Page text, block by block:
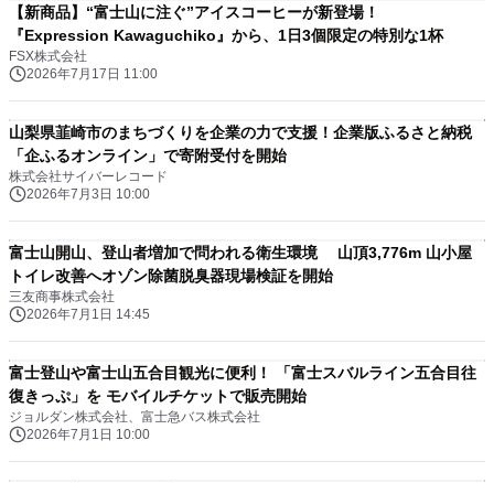
【新商品】“富士山に注ぐ”アイスコーヒーが新登場！
『Expression Kawaguchiko』から、1日3個限定の特別な1杯
FSX株式会社
2026年7月17日 11:00
山梨県韮崎市のまちづくりを企業の力で支援！企業版ふるさと納税
「企ふるオンライン」で寄附受付を開始
株式会社サイバーレコード
2026年7月3日 10:00
富士山開山、登山者増加で問われる衛生環境 山頂3,776m 山小屋
トイレ改善へオゾン除菌脱臭器現場検証を開始
三友商事株式会社
2026年7月1日 14:45
富士登山や富士山五合目観光に便利！ 「富士スバルライン五合目往
復きっぷ」を モバイルチケットで販売開始
ジョルダン株式会社、富士急バス株式会社
2026年7月1日 10:00